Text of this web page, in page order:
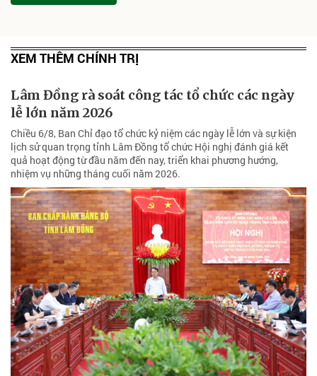
XEM THÊM CHÍNH TRỊ
Lâm Đồng rà soát công tác tổ chức các ngày
lễ lớn năm 2026
Chiều 6/8, Ban Chỉ đạo tổ chức kỷ niệm các ngày lễ lớn và sự kiện
lịch sử quan trọng tỉnh Lâm Đồng tổ chức Hội nghị đánh giá kết
quả hoạt động từ đầu năm đến nay, triển khai phương hướng,
nhiệm vụ những tháng cuối năm 2026.